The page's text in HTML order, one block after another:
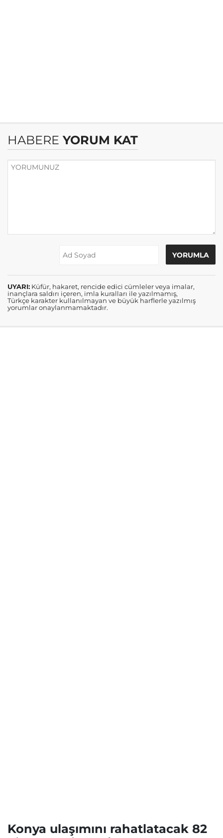
HABERE YORUM KAT
UYARI: Küfür, hakaret, rencide edici cümleler veya imalar,
inançlara saldırı içeren, imla kuralları ile yazılmamış,
Türkçe karakter kullanılmayan ve büyük harflerle yazılmış
yorumlar onaylanmamaktadır.
Konya ulaşımını rahatlatacak 82